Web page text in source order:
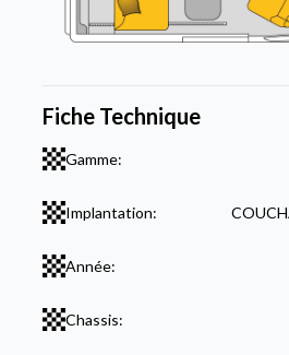
Fiche Technique
Gamme:
Implantation:
Année:
Chassis: